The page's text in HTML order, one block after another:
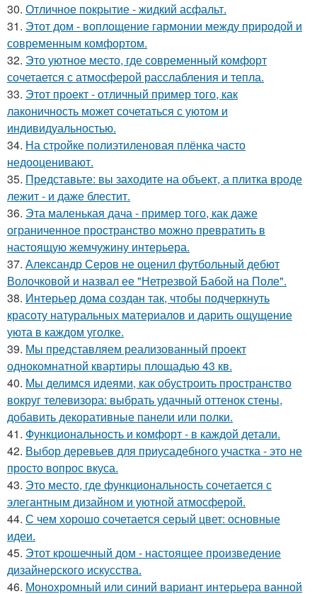
30. Отличное покрытие - жидкий асфальт.
31. Этот дом - воплощение гармонии между природой и
современным комфортом.
32. Это уютное место, где современный комфорт
сочетается с атмосферой расслабления и тепла.
33. Этот проект - отличный пример того, как
лаконичность может сочетаться с уютом и
индивидуальностью.
34. На стройке полиэтиленовая плёнка часто
недооценивают.
35. Представьте: вы заходите на объект, а плитка вроде
лежит - и даже блестит.
36. Эта маленькая дача - пример того, как даже
ограниченное пространство можно превратить в
настоящую жемчужину интерьера.
37. Александр Серов не оценил футбольный дебют
Волочковой и назвал ее "Нетрезвой Бабой на Поле".
38. Интерьер дома создан так, чтобы подчеркнуть
красоту натуральных материалов и дарить ощущение
уюта в каждом уголке.
39. Мы представляем реализованный проект
однокомнатной квартиры площадью 43 кв.
40. Мы делимся идеями, как обустроить пространство
вокруг телевизора: выбрать удачный оттенок стены,
добавить декоративные панели или полки.
41. Функциональность и комфорт - в каждой детали.
42. Выбор деревьев для приусадебного участка - это не
просто вопрос вкуса.
43. Это место, где функциональность сочетается с
элегантным дизайном и уютной атмосферой.
44. С чем хорошо сочетается серый цвет: основные
идеи.
45. Этот крошечный дом - настоящее произведение
дизайнерского искусства.
46. Монохромный или синий вариант интерьера ванной